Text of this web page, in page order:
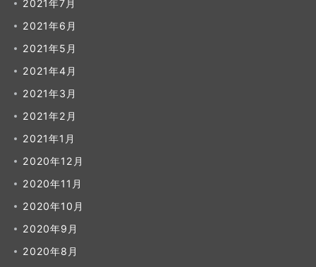
2021年7月
2021年6月
2021年5月
2021年4月
2021年3月
2021年2月
2021年1月
2020年12月
2020年11月
2020年10月
2020年9月
2020年8月